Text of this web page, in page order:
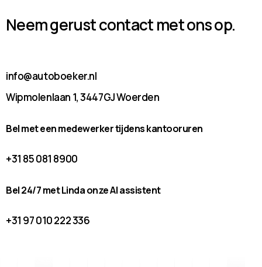
Neem gerust contact met ons op.
info@autoboeker.nl
Wipmolenlaan 1, 3447GJ Woerden
Bel met een medewerker tijdens kantooruren
+31 85 081 8900
Bel 24/7 met Linda onze AI assistent
+31 97 010 222 336